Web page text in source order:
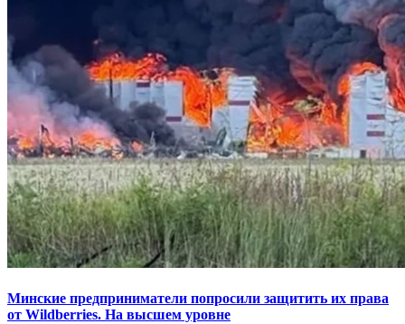
Минские предприниматели попросили защитить их права
от Wildberries. На высшем уровне